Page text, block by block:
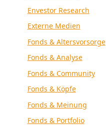
Envestor Research
Externe Medien
Fonds & Altersvorsorge
Fonds & Analyse
Fonds & Community
Fonds & Köpfe
Fonds & Meinung
Fonds & Portfolio